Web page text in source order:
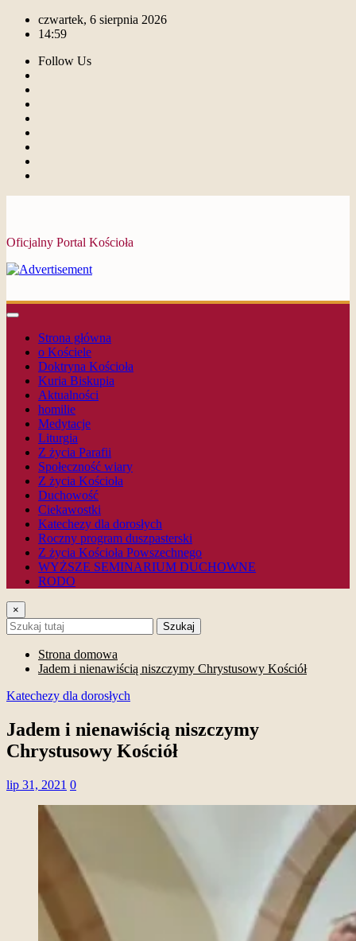
czwartek, 6 sierpnia 2026
14:59
Follow Us
Oficjalny Portal Kościoła
Strona główna
o Kościele
Doktryna Kościoła
Kuria Biskupia
Aktualności
homilie
Medytacje
Liturgia
Z życia Parafii
Społeczność wiary
Z życia Kościoła
Duchowość
Ciekawostki
Katechezy dla dorosłych
Roczny program duszpasterski
Z życia Kościoła Powszechnego
WYŻSZE SEMINARIUM DUCHOWNE
RODO
×
Szukaj
Strona domowa
Jadem i nienawiścią niszczymy Chrystusowy Kościół
Katechezy dla dorosłych
Jadem i nienawiścią niszczymy
Chrystusowy Kościół
lip 31, 2021 0